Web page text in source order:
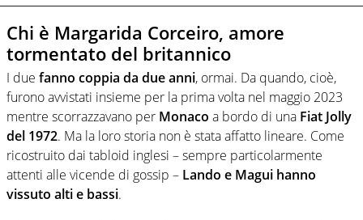
Chi è Margarida Corceiro, amore
tormentato del britannico
I due fanno coppia da due anni, ormai. Da quando, cioè,
furono avvistati insieme per la prima volta nel maggio 2023
mentre scorrazzavano per Monaco a bordo di una Fiat Jolly
del 1972. Ma la loro storia non è stata affatto lineare. Come
ricostruito dai tabloid inglesi – sempre particolarmente
attenti alle vicende di gossip – Lando e Magui hanno
vissuto alti e bassi.